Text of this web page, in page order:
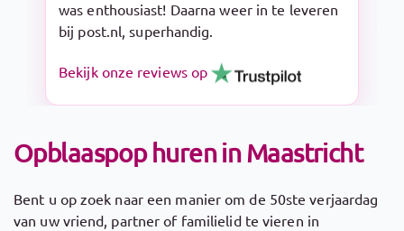
Bekijk onze reviews op
Opblaaspop huren in Maastricht
Bent u op zoek naar een manier om de 50ste verjaardag
van uw vriend, partner of familielid te vieren in